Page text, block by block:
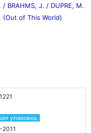
/ BRAHMS, J. / DUPRE, M.
(Out of This World)
упаковка.